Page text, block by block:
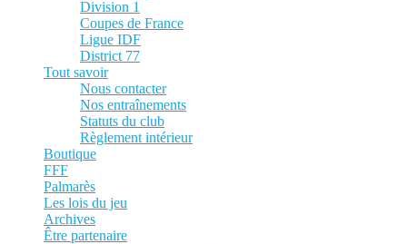
Division 1
Coupes de France
Ligue IDF
District 77
Tout savoir
Nous contacter
Nos entraînements
Statuts du club
Règlement intérieur
Boutique
FFF
Palmarès
Les lois du jeu
Archives
Être partenaire